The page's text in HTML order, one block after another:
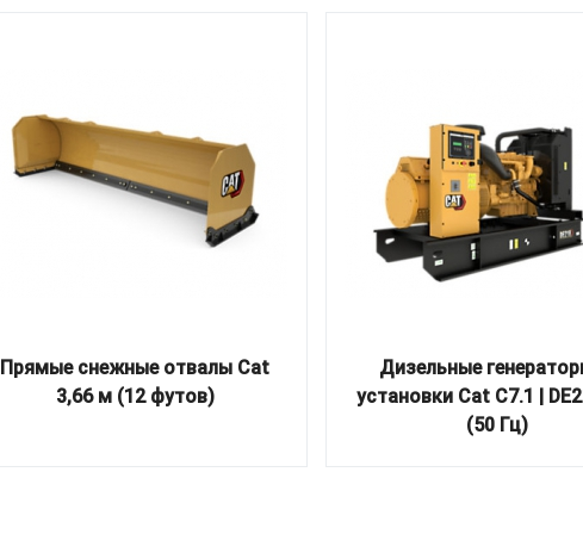
Прямые снежные отвалы Cat
3,66 м (12 футов)
Дизельные
установки Cat C7.1 |
(50 Гц)